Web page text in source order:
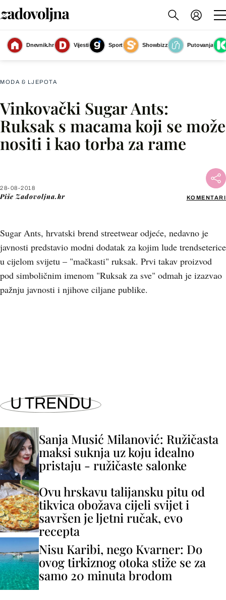
Dnevnik.hr Vijesti Sport Showbizz
Putovanja
Ruksak vinkovačkog brenda Sugar Ants
(Foto: Luana Muškić)
MODA & LJEPOTA
Vinkovački Sugar Ants:
Ruksak s macama koji se može
nositi i kao torba za rame
28-08-2018
Piše Zadovoljna.hr KOMENTARI
Sugar Ants, hrvatski brend streetwear odjeće, nedavno je
javnosti predstavio modni dodatak za kojim lude trendseterice
u cijelom svijetu – "mačkasti" ruksak. Prvi takav proizvod
pod simboličnim imenom "Ruksak za sve" odmah je izazvao
pažnju javnosti i njihove ciljane publike.
Facebook
X
U TRENDU
Sanja Musić Milanović: Ružičasta
maksi suknja uz koju idealno
pristaju - ružičaste salonke
Ovu hrskavu talijansku pitu od
tikvica obožava cijeli svijet i
savršen je ljetni ručak, evo
recepta
Nisu Karibi, nego Kvarner: Do
ovog tirkiznog otoka stiže se za
samo 20 minuta brodom